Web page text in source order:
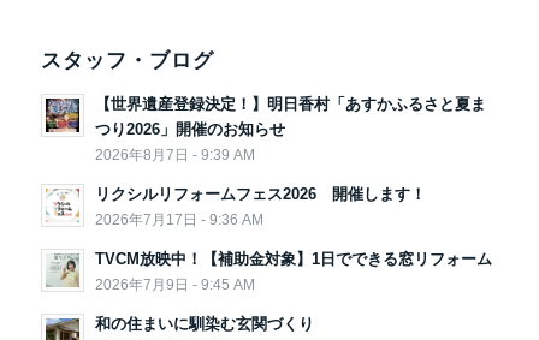
スタッフ・ブログ
【世界遺産登録決定！】明日香村「あすかふるさと夏ま
つり2026」開催のお知らせ
2026年8月7日 - 9:39 AM
リクシルリフォームフェス2026 開催します！
2026年7月17日 - 9:36 AM
TVCM放映中！【補助金対象】1日でできる窓リフォーム
2026年7月9日 - 9:45 AM
和の住まいに馴染む玄関づくり